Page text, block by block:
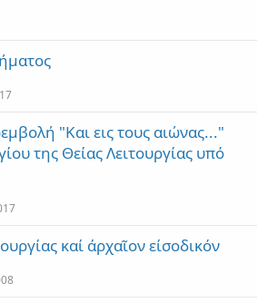
"Και εις τους αιώνας..."
της Θείας Λειτουργίας υπό
καί άρχαῖον είσοδικόν